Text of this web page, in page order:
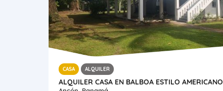
CASA ALQUILER
ALQUILER CASA EN BALBOA ESTILO AMERICANO